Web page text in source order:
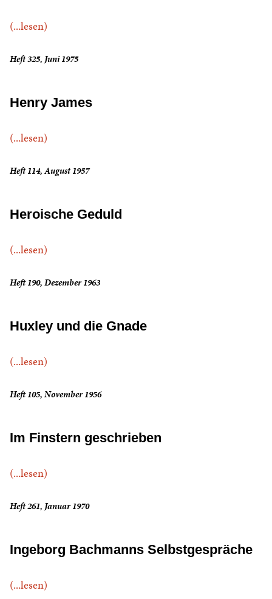
(...lesen)
Heft 325, Juni 1975
Henry James
(...lesen)
Heft 114, August 1957
Heroische Geduld
(...lesen)
Heft 190, Dezember 1963
Huxley und die Gnade
(...lesen)
Heft 105, November 1956
Im Finstern geschrieben
(...lesen)
Heft 261, Januar 1970
Ingeborg Bachmanns Selbstgespräche
(...lesen)